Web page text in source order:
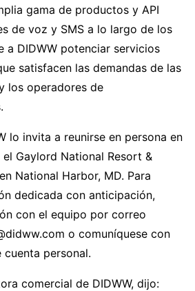
gama de productos y API
de voz y SMS a lo largo de los
a DIDWW potenciar servicios
satisfacen las demandas de las
los operadores de
lo invita a reunirse en persona en
Gaylord National Resort &
National Harbor, MD. Para
dedicada con anticipación,
con el equipo por correo
o comuníquese con
personal.
comercial de DIDWW, dijo: